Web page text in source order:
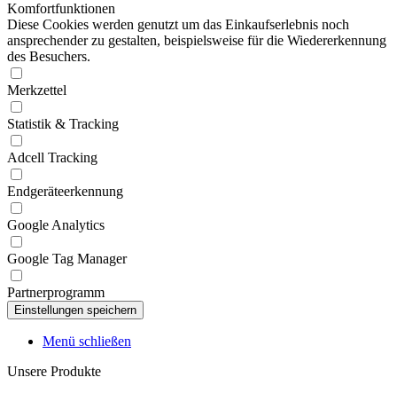
Komfortfunktionen
Diese Cookies werden genutzt um das Einkaufserlebnis noch
ansprechender zu gestalten, beispielsweise für die Wiedererkennung
des Besuchers.
Merkzettel
Statistik & Tracking
Adcell Tracking
Endgeräteerkennung
Google Analytics
Google Tag Manager
Partnerprogramm
Menü schließen
Unsere Produkte